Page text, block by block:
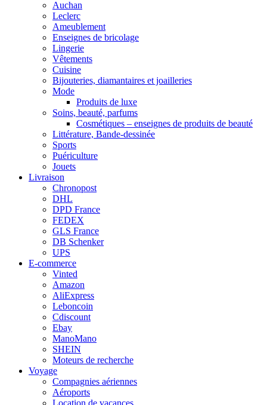
Auchan
Leclerc
Ameublement
Enseignes de bricolage
Lingerie
Vêtements
Cuisine
Bijouteries, diamantaires et joailleries
Mode
Produits de luxe
Soins, beauté, parfums
Cosmétiques – enseignes de produits de beauté
Littérature, Bande-dessinée
Sports
Puériculture
Jouets
Livraison
Chronopost
DHL
DPD France
FEDEX
GLS France
DB Schenker
UPS
E-commerce
Vinted
Amazon
AliExpress
Leboncoin
Cdiscount
Ebay
ManoMano
SHEIN
Moteurs de recherche
Voyage
Compagnies aériennes
Aéroports
Location de vacances